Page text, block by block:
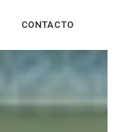
CONTACTO